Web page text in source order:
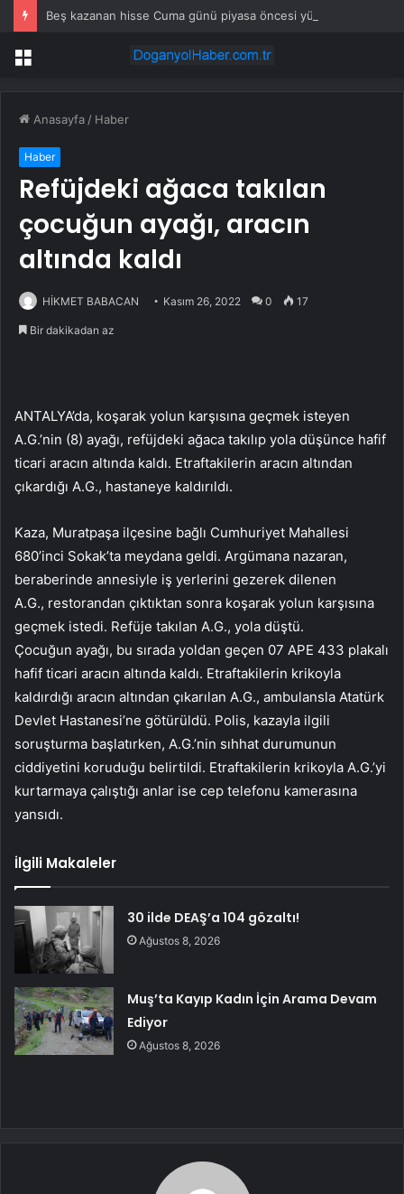
Menü
Anasayfa / Haber
Haber
Refüjdeki ağaca takılan
çocuğun ayağı, aracın
altında kaldı
HİKMET BABACAN Kasım 26, 2022 0 17
Bir dakikadan az
ANTALYA’da, koşarak yolun karşısına geçmek isteyen
A.G.’nin (8) ayağı, refüjdeki ağaca takılıp yola düşünce hafif
ticari aracın altında kaldı. Etraftakilerin aracın altından
çıkardığı A.G., hastaneye kaldırıldı.
Kaza, Muratpaşa ilçesine bağlı Cumhuriyet Mahallesi
680’inci Sokak’ta meydana geldi. Argümana nazaran,
beraberinde annesiyle iş yerlerini gezerek dilenen
A.G., restorandan çıktıktan sonra koşarak yolun karşısına
geçmek istedi. Refüje takılan A.G., yola düştü.
Çocuğun ayağı, bu sırada yoldan geçen 07 APE 433 plakalı
hafif ticari aracın altında kaldı. Etraftakilerin krikoyla
kaldırdığı aracın altından çıkarılan A.G., ambulansla Atatürk
Devlet Hastanesi’ne götürüldü. Polis, kazayla ilgili
soruşturma başlatırken, A.G.’nin sıhhat durumunun
ciddiyetini koruduğu belirtildi. Etraftakilerin krikoyla A.G.’yi
kurtarmaya çalıştığı anlar ise cep telefonu kamerasına
yansıdı.
İlgili Makaleler
30 ilde DEAŞ’a 104 gözaltı!
Ağustos 8, 2026
Muş’ta Kayıp Kadın İçin Arama Devam
Ediyor
Ağustos 8, 2026